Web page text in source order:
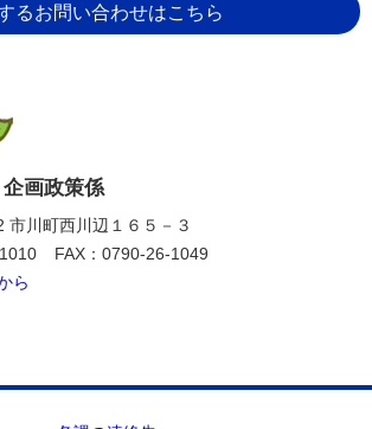
るお問い合わせはこちら
画政策係
市川町西川辺１６５－３
FAX：0790-26-1049
ら